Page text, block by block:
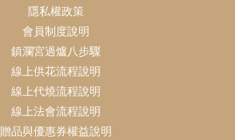
隱私權政策
會員制度說明
鎮瀾宮過爐八步驟
線上供花流程說明
線上代燒流程說明
線上法會流程說明
贈品與優惠券權益說明